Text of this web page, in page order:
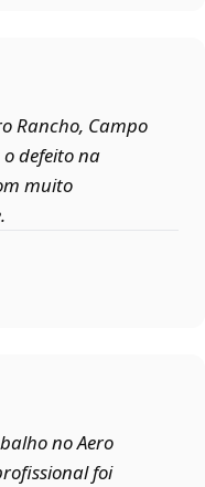
Rancho, Campo
o defeito na
muito
no Aero
foi